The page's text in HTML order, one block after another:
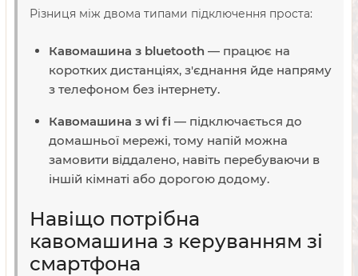
Різниця між двома типами підключення проста:
Кавомашина з bluetooth — працює на
коротких дистанціях, з'єднання йде напряму
з телефоном без інтернету.
Кавомашина з wi fi — підключається до
домашньої мережі, тому напій можна
замовити віддалено, навіть перебуваючи в
іншій кімнаті або дорогою додому.
Навіщо потрібна
кавомашина з керуванням зі
смартфона